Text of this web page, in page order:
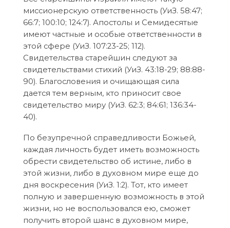
миссионерскую ответственность (УиЗ. 58:47;
66:7; 100:10; 124:7). Апостолы и Семидесятые
имеют частные и особые ответственности в
этой сфере (УиЗ. 107:23-25; 112).
Свидетельства старейшин следуют за
свидетельствами стихий (УиЗ. 43:18-29; 88:88-
90). Благословения и очищающая сила
дается тем верным, кто приносит свое
свидетельство миру (УиЗ. 62:3; 84:61; 136:34-
40).
По безупречной справедливости Божьей,
каждая личность будет иметь возможность
обрести свидетельство об истине, либо в
этой жизни, либо в духовном мире еще до
дня воскресения (УиЗ. 1:2). Тот, кто имеет
полную и завершенную возможность в этой
жизни, но не воспользовался ею, сможет
получить второй шанс в духовном мире,